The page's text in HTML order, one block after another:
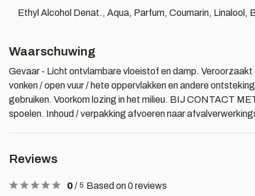
Ethyl Alcohol Denat., Aqua, Parfum, Coumarin,
Waarschuwing
Gevaar - Licht ontvlambare vloeistof en damp.
vonken / open vuur / hete oppervlakken en andere
gebruiken. Voorkom lozing in het milieu. BIJ CONTACT
spoelen. Inhoud / verpakking afvoeren naar
Reviews
0/ 5 Based on 0 reviews